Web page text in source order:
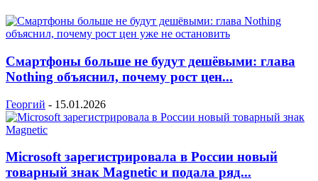
Смартфоны больше не будут дешёвыми: глава
Nothing объяснил, почему рост цен...
Георгий - 15.01.2026
Microsoft зарегистрировала в России новый
товарный знак Magnetic и подала ряд...